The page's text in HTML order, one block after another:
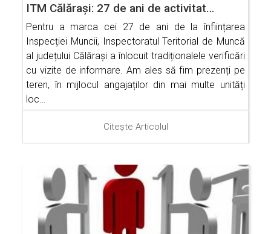
ITM Călărași: 27 de ani de activitat…
Pentru a marca cei 27 de ani de la înființarea
Inspecției Muncii, Inspectoratul Teritorial de Muncă
al județului Călărași a înlocuit tradiționalele verificări
cu vizite de informare. Am ales să fim prezenți pe
teren, în mijlocul angajaților din mai multe unități
loc…
Citește Articolul